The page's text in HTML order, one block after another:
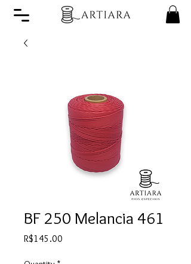
BF 250 Melancia 461
R$145.00